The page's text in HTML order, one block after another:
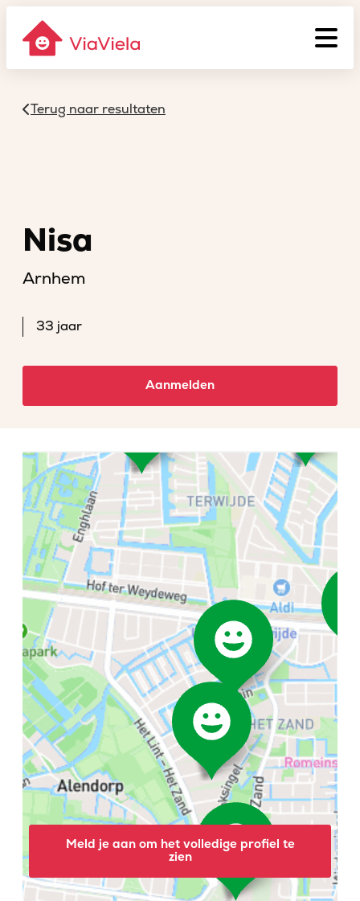
Terug naar resultaten
Nisa
Arnhem
33 jaar
Aanmelden
Meld je aan om het volledige profiel te
zien